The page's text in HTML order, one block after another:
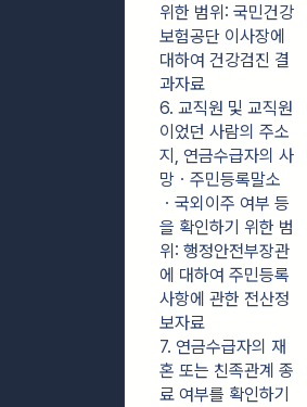
위한 범위: 국민건강
보험공단 이사장에
대하여 건강검진 결
과자료
6. 교직원 및 교직원
이었던 사람의 주소
지, 연금수급자의 사
망ㆍ주민등록말소
ㆍ국외이주 여부 등
을 확인하기 위한 범
위: 행정안전부장관
에 대하여 주민등록
사항에 관한 전산정
보자료
7. 연금수급자의 재
혼 또는 친족관계 종
료 여부를 확인하기